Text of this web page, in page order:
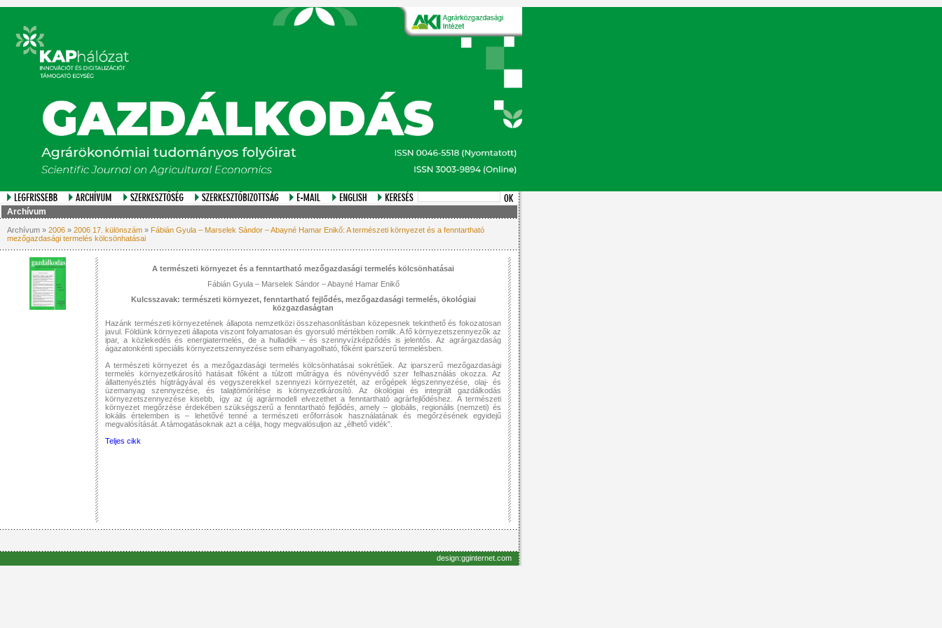
Archívum
Archívum » 2006 » 2006 17. különszám » Fábián Gyula – Marselek Sándor – Abayné Hamar Enikő: A természeti környezet és a fenntartható
mezőgazdasági termelés kölcsönhatásai
A természeti környezet és a fenntartható mezőgazdasági termelés kölcsönhatásai
Fábián Gyula – Marselek Sándor – Abayné Hamar Enikő
Kulcsszavak: természeti környezet, fenntartható fejlődés, mezőgazdasági termelés, ökológiai
közgazdaságtan
Hazánk természeti környezetének állapota nemzetközi összehasonlításban közepesnek tekinthető és fokozatosan
javul. Földünk környezeti állapota viszont folyamatosan és gyorsuló mértékben romlik. A fő környezetszennyezők az
ipar, a közlekedés és energiatermelés, de a hulladék – és szennyvízképződés is jelentős. Az agrárgazdaság
ágazatonkénti speciális környezetszennyezése sem elhanyagolható, főként iparszerű termelésben.
A természeti környezet és a mezőgazdasági termelés kölcsönhatásai sokrétűek. Az iparszerű mezőgazdasági
termelés környezetkárosító hatásait főként a túlzott műtrágya és növényvédő szer felhasználás okozza. Az
állattenyésztés hígtrágyával és vegyszerekkel szennyezi környezetét, az erőgépek légszennyezése, olaj- és
üzemanyag szennyezése, és talajtömörítése is környezetkárosító. Az ökológiai és integrált gazdálkodás
környezetszennyezése kisebb, így az új agrármodell elvezethet a fenntartható agrárfejlődéshez. A természeti
környezet megőrzése érdekében szükségszerű a fenntartható fejlődés, amely – globális, regionális (nemzeti) és
lokális értelemben is – lehetővé tenné a természeti erőforrások használatának és megőrzésének egyidejű
megvalósítását. A támogatásoknak azt a célja, hogy megvalósuljon az „élhető vidék”.
Teljes cikk
design:gginternet.com